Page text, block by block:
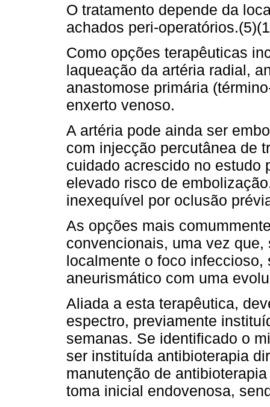
O tratamento depende da
achados peri-
Como opções terapêuticas
laqueação da artéria radial,
anastomose primária
enxerto venoso.
A artéria pode ainda ser
com injecção percutânea de
cuidado acrescido no estudo
elevado risco de
inexequível por oclusão
As opções mais
convencionais, uma vez
localmente o foco
aneurismático com uma
Aliada a esta terapêutica,
espectro, previamente
semanas. Se identificado o
ser instituída antibioterapia
manutenção de
toma inicial endove­nosa,